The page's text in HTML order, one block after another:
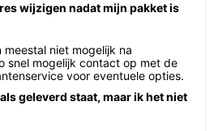
wijzigen nadat mijn pakket is
niet mogelijk na
snel mogelijk contact op met de
voor eventuele opties.
geleverd staat, maar ik het niet